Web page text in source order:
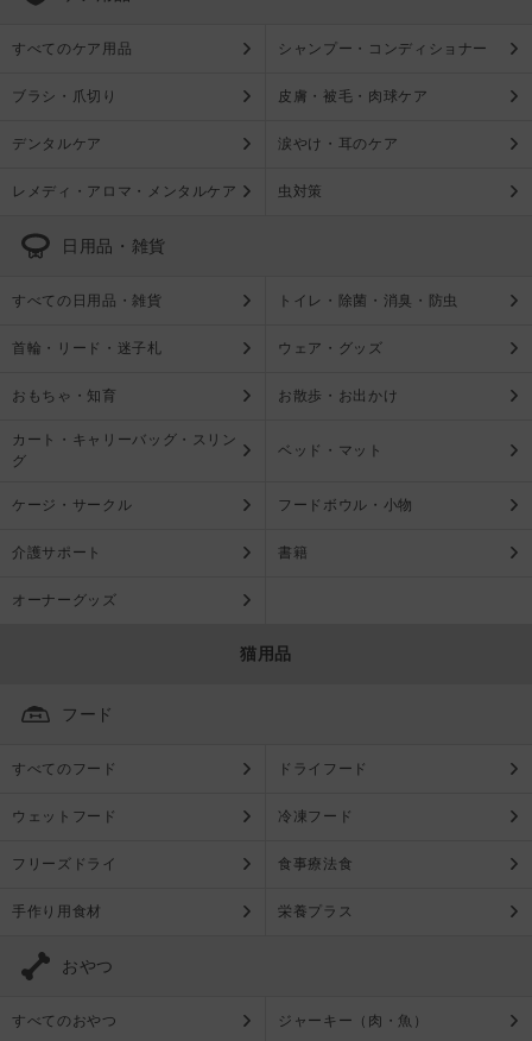
すべてのケア用品 シャンプー・コンディショナー
ブラシ・爪切り 皮膚・被毛・肉球ケア
デンタルケア 涙やけ・耳のケア
レメディ・アロマ・メンタルケア 虫対策
日用品・雑貨
すべての日用品・雑貨 トイレ・除菌・消臭・防虫
首輪・リード・迷子札 ウェア・グッズ
おもちゃ・知育 お散歩・お出かけ
カート・キャリーバッグ・スリン
グ
ベッド・マット
ケージ・サークル フードボウル・小物
介護サポート 書籍
オーナーグッズ
猫用品
フード
すべてのフード ドライフード
ウェットフード 冷凍フード
フリーズドライ 食事療法食
手作り用食材 栄養プラス
おやつ
すべてのおやつ ジャーキー（肉・魚）